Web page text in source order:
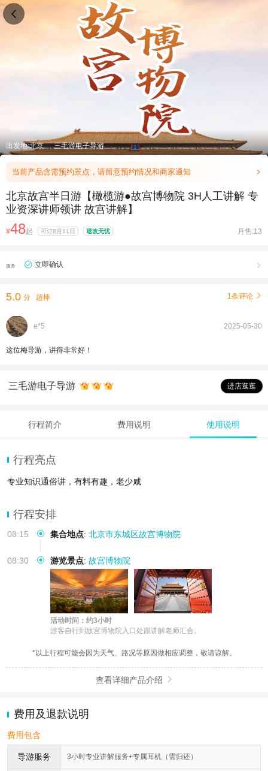
出发地:北京 三毛游电子导游
当前产品含需预约景点，请留意预约情况和商家通知 
北京故宫半日游【橄榄游●故宫博物院 3H人工讲解 专
业资深讲师领讲 故宫讲解】
¥48起 可订8月11日 退改无忧 月售:13
服务 立即确认 
5.0 分 超棒 1条评论 
e*5 2025-05-30
这位梅导游，讲得非常好！
三毛游电子导游 进店逛逛
行程简介 费用说明 使用说明
行程亮点
专业知识通俗讲，有料有趣，老少咸
行程安排
08:15 集合地点: 北京市东城区故宫博物院
08:30 游览景点: 故宫博物院
活动时间：约3小时
游客自行到故宫博物院入口处跟讲解老师汇合。
*以上行程可能会因为天气、路况等原因做相应调整，敬请谅解。
查看详细产品介绍 
费用及退款说明
费用包含
导游服务 3小时专业讲解服务+专属耳机（需归还）
